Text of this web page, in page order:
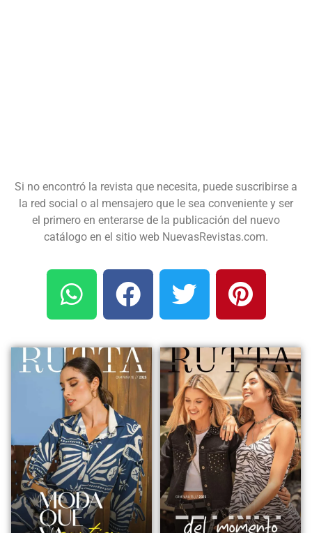
Si no encontró la revista que necesita, puede suscribirse a
la red social o al mensajero que le sea conveniente y ser
el primero en enterarse de la publicación del nuevo
catálogo en el sitio web NuevasRevistas.com.